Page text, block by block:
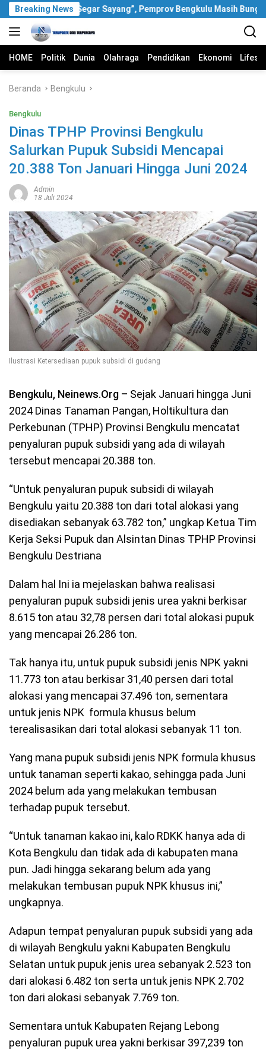
Langsung
ke
konten
Breaking News
Video “Segar Sayang”, Pemprov Bengkulu Masih Bungkam
HOME Politik Dunia Olahraga Pendidikan Ekonomi
Beranda Bengkulu
Bengkulu
Dinas TPHP Provinsi Bengkulu
Salurkan Pupuk Subsidi Mencapai
20.388 Ton Januari Hingga Juni 2024
Admin
18 Juli 2024
Ilustrasi Ketersediaan pupuk subsidi di gudang
Bengkulu, Neinews.Org – Sejak Januari hingga Juni
2024 Dinas Tanaman Pangan, Holtikultura dan
Perkebunan (TPHP) Provinsi Bengkulu mencatat
penyaluran pupuk subsidi yang ada di wilayah
tersebut mencapai 20.388 ton.
“Untuk penyaluran pupuk subsidi di wilayah
Bengkulu yaitu 20.388 ton dari total alokasi yang
disediakan sebanyak 63.782 ton,” ungkap Ketua Tim
Kerja Seksi Pupuk dan Alsintan Dinas TPHP Provinsi
Bengkulu Destriana
Dalam hal Ini ia mejelaskan bahwa realisasi
penyaluran pupuk subsidi jenis urea yakni berkisar
8.615 ton atau 32,78 persen dari total alokasi pupuk
yang mencapai 26.286 ton.
Tak hanya itu, untuk pupuk subsidi jenis NPK yakni
11.773 ton atau berkisar 31,40 persen dari total
alokasi yang mencapai 37.496 ton, sementara
untuk jenis NPK formula khusus belum
terealisasikan dari total alokasi sebanyak 11 ton.
Yang mana pupuk subsidi jenis NPK formula khusus
untuk tanaman seperti kakao, sehingga pada Juni
2024 belum ada yang melakukan tembusan
terhadap pupuk tersebut.
“Untuk tanaman kakao ini, kalo RDKK hanya ada di
Kota Bengkulu dan tidak ada di kabupaten mana
pun. Jadi hingga sekarang belum ada yang
melakukan tembusan pupuk NPK khusus ini,”
ungkapnya.
Adapun tempat penyaluran pupuk subsidi yang ada
di wilayah Bengkulu yakni Kabupaten Bengkulu
Selatan untuk pupuk jenis urea sebanyak 2.523 ton
dari alokasi 6.482 ton serta untuk jenis NPK 2.702
ton dari alokasi sebanyak 7.769 ton.
Sementara untuk Kabupaten Rejang Lebong
penyaluran pupuk urea yakni berkisar 397,239 ton